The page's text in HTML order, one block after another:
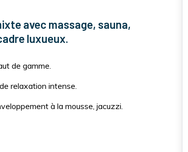
avec massage, sauna,
luxueux.
de gamme.
relaxation intense.
à la mousse, jacuzzi.